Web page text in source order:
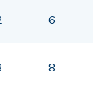
6
8